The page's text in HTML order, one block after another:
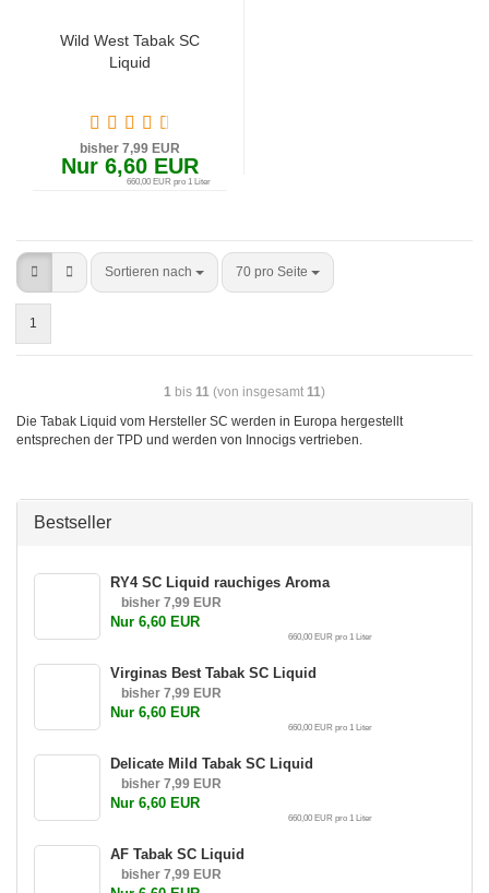
Wild West Tabak SC
Liquid
bisher 7,99 EUR
Nur 6,60 EUR
660,00 EUR pro 1 Liter
Sortieren nach 70 pro Seite
1
1 bis 11 (von insgesamt 11)
Die Tabak Liquid vom Hersteller SC werden in Europa hergestellt
entsprechen der TPD und werden von Innocigs vertrieben.
Bestseller
RY4 SC Liquid rauchiges Aroma
bisher 7,99 EUR
Nur 6,60 EUR
660,00 EUR pro 1 Liter
Virginas Best Tabak SC Liquid
bisher 7,99 EUR
Nur 6,60 EUR
660,00 EUR pro 1 Liter
Delicate Mild Tabak SC Liquid
bisher 7,99 EUR
Nur 6,60 EUR
660,00 EUR pro 1 Liter
AF Tabak SC Liquid
bisher 7,99 EUR